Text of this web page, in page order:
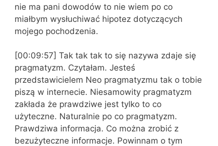
nie ma pani dowodów to nie wiem po co
miałbym wysłuchiwać hipotez dotyczących
mojego pochodzenia.
[00:09:57] Tak tak tak to się nazywa zdaje się
pragmatyzm. Czytałam. Jesteś
przedstawicielem Neo pragmatyzmu tak o tobie
piszą w internecie. Niesamowity pragmatyzm
zakłada że prawdziwe jest tylko to co
użyteczne. Naturalnie po co pragmatyzm.
Prawdziwa informacja. Co można zrobić z
bezużyteczne informacje. Powinnam o tym